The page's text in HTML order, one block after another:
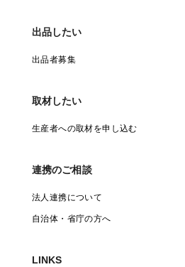
出品したい
出品者募集
取材したい
生産者への取材を申し込む
連携のご相談
法人連携について
自治体・省庁の方へ
LINKS